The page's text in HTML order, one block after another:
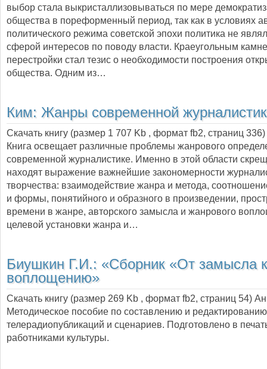
выбор стала выкристаллизовываться по мере
общества в пореформенный период, так как в условиях
политического режима советской эпохи политика не
сферой интересов по поводу власти. Краеугольным
перестройки стал тезис о необходимости построения
общества. Одним из…
Ким: Жанры современной
Скачать книгу (размер 1 707 Kb , формат fb2, страниц 336
Книга освещает различные проблемы жанрового
современной журналистике. Именно в этой области
находят выражение важнейшие закономерности
творчества: взаимодействие жанра и метода,
и формы, понятийного и образного в произведении,
времени в жанре, авторского замысла и жанрового
целевой установки жанра и…
Биушкин Г.И.: «Сборник «От замысла к
воплощению»
Скачать книгу (размер 269 Kb , формат fb2, страниц 54)
Методическое пособие по составлению и
телерадиопубликаций и сценариев. Подготовлено в
работниками культуры.